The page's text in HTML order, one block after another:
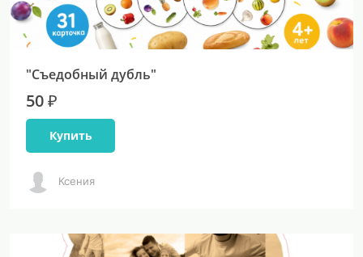
"Съедобный дубль"
50 ₽
Купить
Ксения